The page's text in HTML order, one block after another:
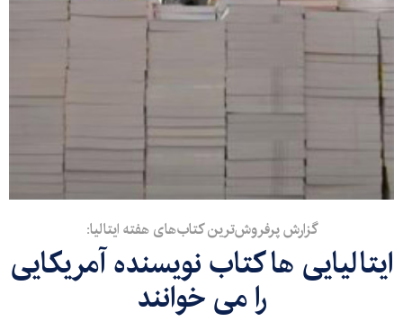
گزارش پرفروش‌ترین کتاب‌های هفته ایتالیا:
ایتالیایی ها کتاب نویسنده آمریکایی
را می خوانند